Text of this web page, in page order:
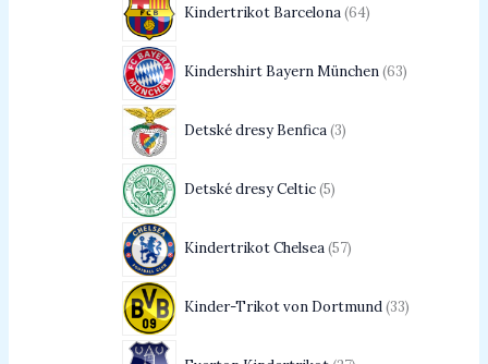
Kindertrikot Barcelona 64
Kindershirt Bayern München 63
Detské dresy Benfica 3
Detské dresy Celtic 5
Kindertrikot Chelsea 57
Kinder-Trikot von Dortmund 33